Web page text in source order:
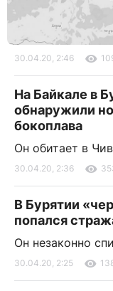
30.04.20, 2:46
На Байкале в
обнаружили
бокоплава
Он обитает в
30.04.20, 2:36
В Бурятии
попался
Он незаконно
30.04.20, 2:25